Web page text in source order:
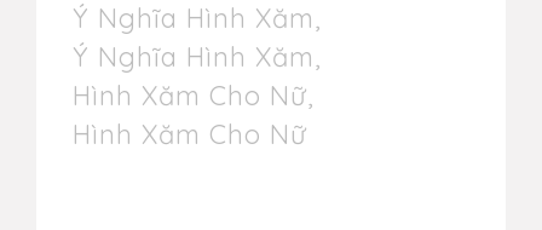
Ý Nghĩa Hình Xăm,
Ý Nghĩa Hình Xăm,
Hình Xăm Cho Nữ,
Hình Xăm Cho Nữ